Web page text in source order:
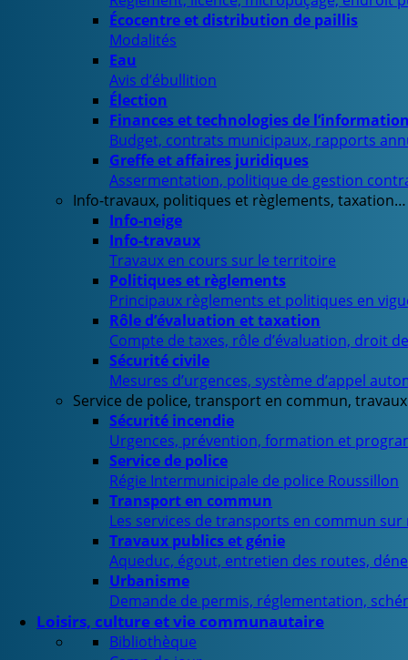
Écocentre et distribution de paillis
Modalités
Eau
Avis d’ébullition
Élection
Finances et technologies de
Budget, contrats municipaux, rapports
Greffe et affaires juridiques
Assermentation, politique de gestion
Info-travaux, politiques et règlements, taxation…
Info-neige
Info-travaux
Travaux en cours sur le territoire
Politiques et règlements
Principaux règlements et politiques en
Rôle d’évaluation et taxation
Compte de taxes, rôle d’évaluation, droit
Sécurité civile
Mesures d’urgences, système d’appel
Service de police, transport en commun,
Sécurité incendie
Urgences, prévention, formation et
Service de police
Régie Intermunicipale de police Roussillon
Transport en commun
Les services de transports en commun
Travaux publics et génie
Aqueduc, égout, entretien des routes,
Urbanisme
Demande de permis, réglementation,
Loisirs, culture et vie communautaire
Bibliothèque